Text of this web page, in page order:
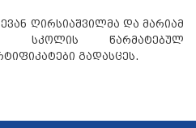
ღირსიაშვილმა და მარიამ
სკოლის წარმატებულ
გადასცეს.